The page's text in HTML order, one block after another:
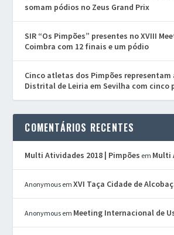
somam pódios no Zeus Grand Prix
SIR “Os Pimpões” presentes no XVIII
Coimbra com 12 finais e um pódio
Cinco atletas dos Pimpões representam
Distrital de Leiria em Sevilha com cinco
COMENTÁRIOS RECENTES
Multi Atividades 2018 | Pimpões em Multi
Anonymous emXVI Taça Cidade de
Anonymous em Meeting Internacional de